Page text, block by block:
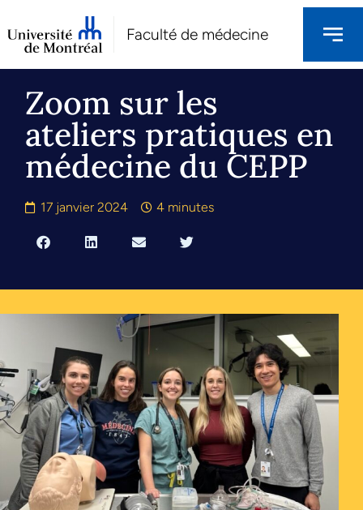
Faculté de médecine
Zoom sur les
ateliers pratiques en
médecine du CEPP
17 janvier 2024 4 minutes